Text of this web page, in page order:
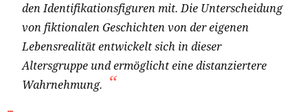
den Identifikationsfiguren mit. Die Unterscheidung
von fiktionalen Geschichten von der eigenen
Lebensrealität entwickelt sich in dieser
Altersgruppe und ermöglicht eine distanziertere
Wahrnehmung.